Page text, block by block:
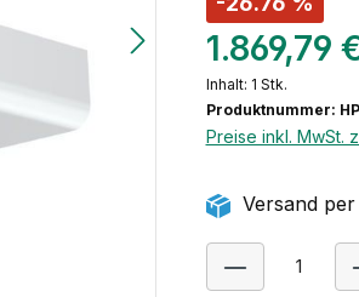
1.869,79
Inhalt: 1 Stk.
Produktnummer:
Preise inkl. MwSt.
Versand